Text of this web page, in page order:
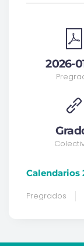
2026-
Calendarios
Pregrados